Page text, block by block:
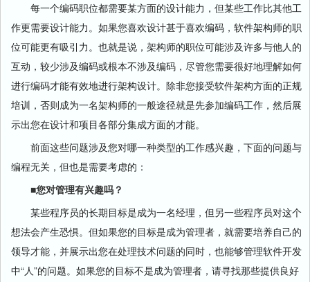
每一个编码职位都需要某方面的设计能力，但某些工作比其他工
作更需要设计能力。如果您喜欢设计甚于喜欢编码，软件架构师的职
位可能更有吸引力。也就是说，架构师的职位可能涉及许多与他人的
互动，较少涉及编码或根本不涉及编码，尽管您需要很好地理解如何
进行编码才能有效地进行架构设计。除非您接受软件架构方面的正规
培训，否则成为一名架构师的一般途径就是先参加编码工作，然后展
示出您在设计和项目各部分集成方面的才能。
前面这些问题涉及您对哪一种类型的工作感兴趣，下面的问题与
编程无关，但也是需要考虑的：
■您对管理有兴趣吗？
某些程序员的长期目标是成为一名经理，但另一些程序员对这个
想法会产生恐惧。但如果您的目标是成为管理者，就需要培养自己的
领导才能，并展示出您在处理技术问题的同时，也能够管理软件开发
中“人”的问题。如果您的目标不是成为管理者，请寻找那些提供良好